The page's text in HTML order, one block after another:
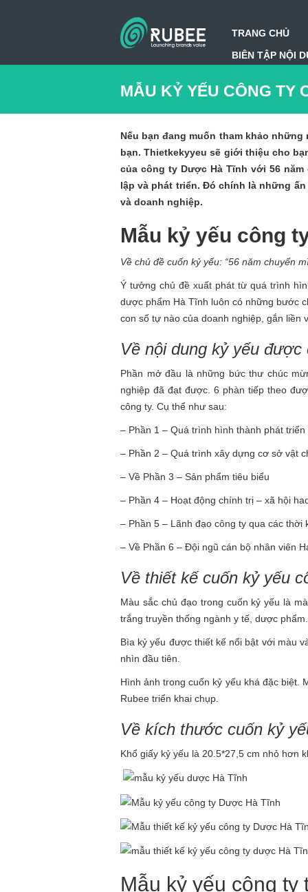
TRANG CHỦ
BIÊN TẬP NỘI
MẪU KỶ YẾU CÔNG TY
Nếu bạn đang muốn tham khảo
bạn. Thietkekyyeu sẽ giới thiệu cho
của công ty Dược Hà Tĩnh với 56
lập và phát triển. Đó chính là những
và doanh nghiệp.
Mẫu kỷ yếu công
Về chủ đề cuốn kỷ yếu: “56 năm chuyển
Ý tưởng chủ đề xuất phát từ quá trình
dược phẩm Hà Tĩnh luôn có những bước
con số tự nào của doanh nghiệp, gắn liền
Về nội dung kỷ yếu
Phần mở đầu là những bức thư chúc
nghiệp đã đạt được. 6 phàn tiếp theo
công ty. Cụ thể như sau:
– Phần 1 – Quá trình hình thành phát
– Phần 2 – Quá trình xây dựng cơ sở vật
– Về Phần 3 – Sản phẩm tiêu biểu
– Phần 4 – Hoạt động chính trị – xã hội
– Phần 5 – Lãnh đạo công ty qua các thời
– Về Phần 6 – Đội ngũ cán bộ nhân viên
Về thiết kế cuốn kỷ yếu
Màu sắc chủ đạo trong cuốn kỷ yếu là
trắng truyền thống ngành y tế, dược phẩm.
Bìa kỷ yếu được thiết kế nổi bật với màu
nhìn đầu tiên.
Hình ảnh trong cuốn kỷ yếu khá đặc biệt.
Rubee triển khai chụp.
Về kích thước cuốn kỷ
Khổ giấy kỷ yếu là 20.5*27,5 cm nhỏ hơn
Mẫu kỷ yếu công ty